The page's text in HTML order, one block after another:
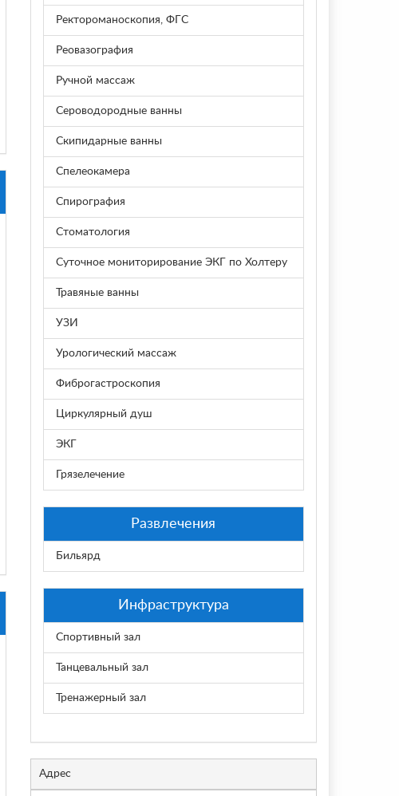
Ректороманоскопия, ФГС
Реовазография
Ручной массаж
Сероводородные ванны
Скипидарные ванны
Спелеокамера
Спирография
Стоматология
Суточное мониторирование ЭКГ по Холтеру
Травяные ванны
УЗИ
Урологический массаж
Фиброгастроскопия
Циркулярный душ
ЭКГ
Грязелечение
Развлечения
Бильярд
Инфраструктура
Спортивный зал
Танцевальный зал
Тренажерный зал
Адрес